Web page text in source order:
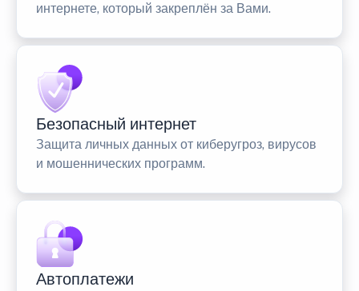
интернете, который закреплён за Вами.
Безопасный интернет
Защита личных данных от киберугроз, вирусов
и мошеннических программ.
Автоплатежи